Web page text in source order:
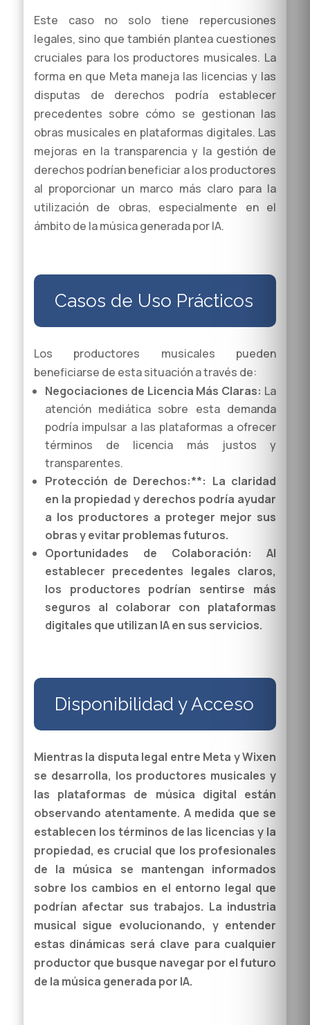
Este caso no solo tiene repercusiones
legales, sino que también plantea cuestiones
cruciales para los productores musicales. La
forma en que Meta maneja las licencias y las
disputas de derechos podría establecer
precedentes sobre cómo se gestionan las
obras musicales en plataformas digitales. Las
mejoras en la transparencia y la gestión de
derechos podrían beneficiar a los productores
al proporcionar un marco más claro para la
utilización de obras, especialmente en el
ámbito de la música generada por IA.
Casos de Uso Prácticos
Los productores musicales pueden
beneficiarse de esta situación a través de:
Negociaciones de Licencia Más Claras: La
atención mediática sobre esta demanda
podría impulsar a las plataformas a ofrecer
términos de licencia más justos y
transparentes.
Protección de Derechos:**: La claridad
en la propiedad y derechos podría ayudar
a los productores a proteger mejor sus
obras y evitar problemas futuros.
Oportunidades de Colaboración: Al
establecer precedentes legales claros,
los productores podrían sentirse más
seguros al colaborar con plataformas
digitales que utilizan IA en sus servicios.
Disponibilidad y Acceso
Mientras la disputa legal entre Meta y Wixen
se desarrolla, los productores musicales y
las plataformas de música digital están
observando atentamente. A medida que se
establecen los términos de las licencias y la
propiedad, es crucial que los profesionales
de la música se mantengan informados
sobre los cambios en el entorno legal que
podrían afectar sus trabajos. La industria
musical sigue evolucionando, y entender
estas dinámicas será clave para cualquier
productor que busque navegar por el futuro
de la música generada por IA.